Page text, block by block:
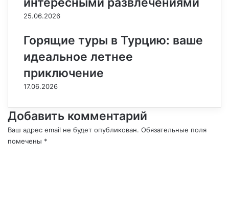
25.06.2026
Горящие туры в Турцию: ваше
идеальное летнее
приключение
17.06.2026
Добавить комментарий
Ваш адрес email не будет опубликован. Обязательные поля
помечены *